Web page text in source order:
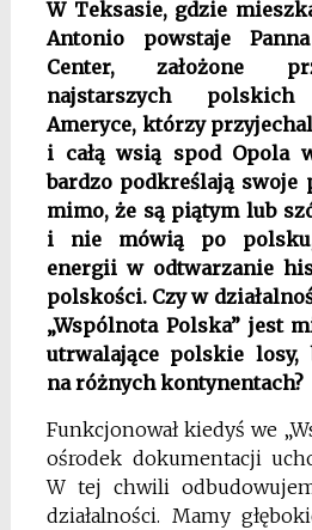
W Teksasie, gdzie
Antonio powstaje
Center, założone
najstarszych
Ameryce, którzy
i całą wsią spod Opola
bardzo podkreślają
mimo, że są piątym lub
i nie mówią po
energii w odtwarzanie
polskości. Czy w
„Wspólnota Polska” jest
utrwalające polskie losy,
na różnych kontynentach?
Funkcjonował kiedyś we
ośrodek dokumentacji
W tej chwili
działalności. Mamy